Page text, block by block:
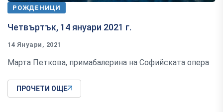
РОЖДЕНИЦИ
Четвъртък, 14 януари 2021 г.
14 Януари, 2021
Марта Петкова, примабалерина на Софийската опера
ПРОЧЕТИ ОЩЕ